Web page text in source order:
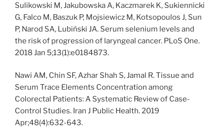
Sulikowski M, Jakubowska A, Kaczmarek K, Sukiennicki
G, Falco M, Baszuk P, Mojsiewicz M, Kotsopoulos J, Sun
P, Narod SA, Lubiński JA. Serum selenium levels and
the risk of progression of laryngeal cancer. PLoS One.
2018 Jan 5;13(1):e0184873.
Nawi AM, Chin SF, Azhar Shah S, Jamal R. Tissue and
Serum Trace Elements Concentration among
Colorectal Patients: A Systematic Review of Case-
Control Studies. Iran J Public Health. 2019
Apr;48(4):632-643.